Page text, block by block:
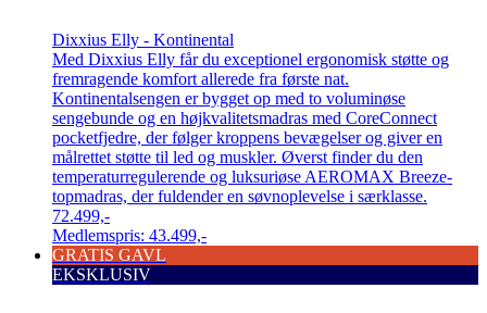
Dixxius Elly - Kontinental
Med Dixxius Elly får du exceptionel ergonomisk støtte og
fremragende komfort allerede fra første nat.
Kontinentalsengen er bygget op med to voluminøse
sengebunde og en højkvalitetsmadras med CoreConnect
pocketfjedre, der følger kroppens bevægelser og giver en
målrettet støtte til led og muskler. Øverst finder du den
temperaturregulerende og luksuriøse AEROMAX Breeze-
topmadras, der fuldender en søvnoplevelse i særklasse.
72.499,-
Medlemspris: 43.499,-
GRATIS GAVL
EKSKLUSIV